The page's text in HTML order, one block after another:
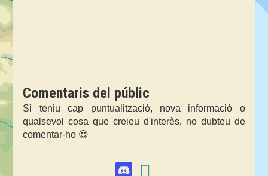
Comentaris del públic
Si teniu cap puntualització, nova informació o
qualsevol cosa que creieu d'interès, no dubteu de
comentar-ho 😍